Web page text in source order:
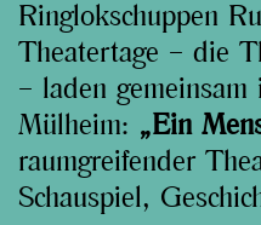
Ringlokschuppen
Theatertage – die
– laden
Mülheim: „Ein
raumgreifender
Schauspiel,